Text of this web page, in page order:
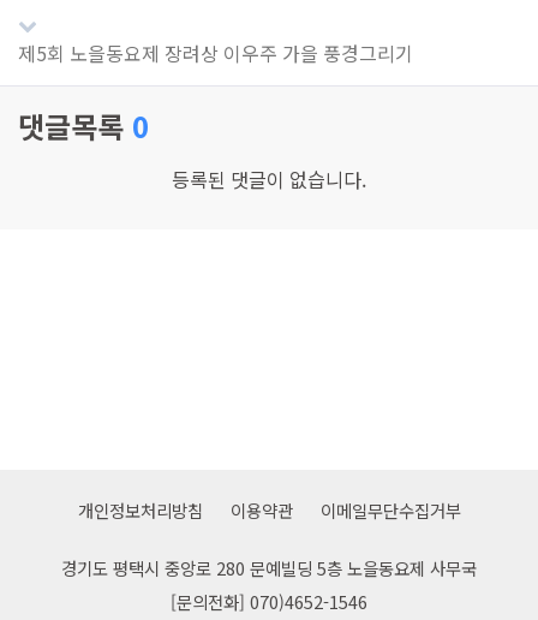
제5회 노을동요제 장려상 이우주 가을 풍경그리기
댓글목록 0
등록된 댓글이 없습니다.
개인정보처리방침 이용약관 이메일무단수집거부
경기도 평택시 중앙로 280 문예빌딩 5층 노을동요제 사무국
[문의전화] 070)4652-1546